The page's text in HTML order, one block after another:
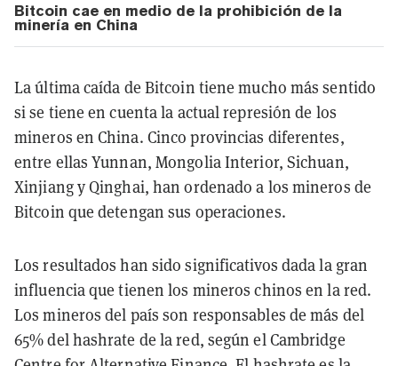
Bitcoin cae en medio de la prohibición de la
minería en China
La última caída de Bitcoin tiene mucho más sentido
si se tiene en cuenta la actual represión de los
mineros en China. Cinco provincias diferentes,
entre ellas Yunnan, Mongolia Interior, Sichuan,
Xinjiang y Qinghai, han ordenado a los mineros de
Bitcoin que detengan sus operaciones.
Los resultados han sido significativos dada la gran
influencia que tienen los mineros chinos en la red.
Los mineros del país son responsables de más del
65% del hashrate de la red, según el Cambridge